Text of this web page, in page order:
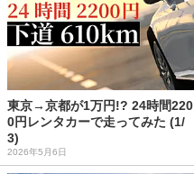
東京→京都が1万円!? 24時間220
0円レンタカーで走ってみた (1/
3)
2026年5月6日